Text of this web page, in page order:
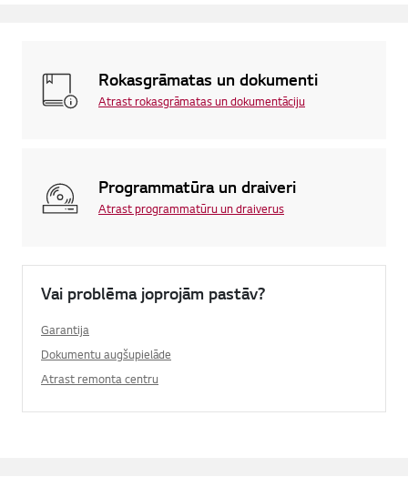
Rokasgrāmatas un dokumenti
Atrast rokasgrāmatas un dokumentāciju
Programmatūra un draiveri
Atrast programmatūru un draiverus
Vai problēma joprojām pastāv?
Garantija
Dokumentu augšupielāde
Atrast remonta centru